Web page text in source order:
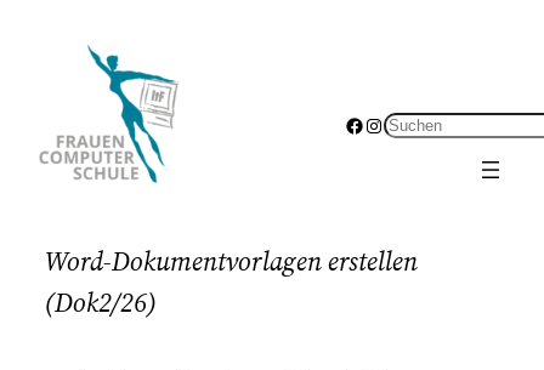
Facebook
Instagram
Suchen
Word-Dokumentvorlagen erstellen
(Dok2/26)